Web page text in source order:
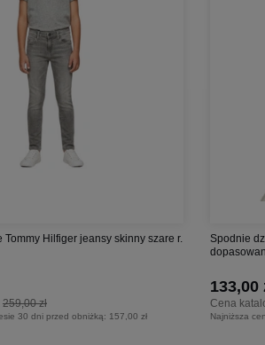
Tommy Hilfiger jeansy skinny szare r.
259,00 zł
30 dni przed obniżką: 157,00 zł
Spodnie
Cena
133,00
Najniższa